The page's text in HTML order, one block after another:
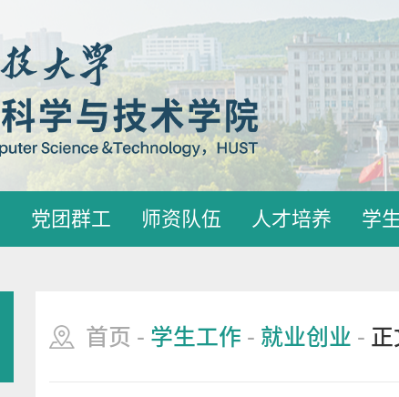
党团群工 师资队伍 人才培养 学
首页 - 学生工作 - 就业创业 - 正